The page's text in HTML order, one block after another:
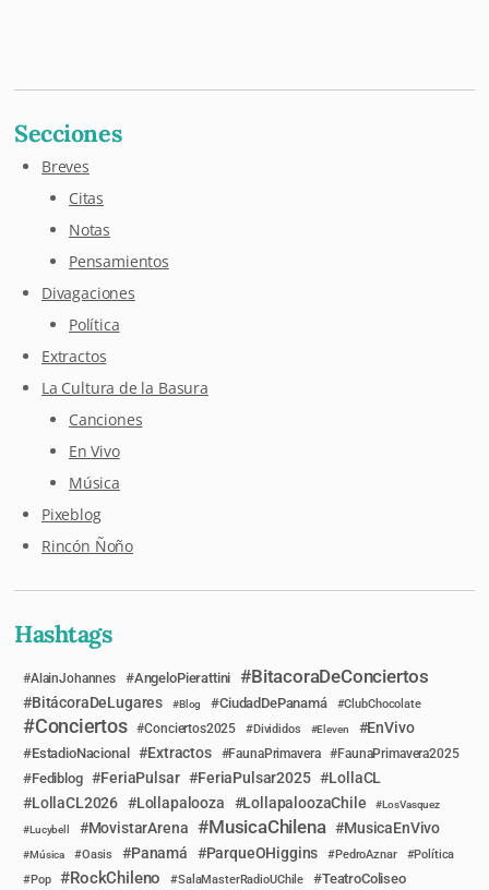
Secciones
Breves
Citas
Notas
Pensamientos
Divagaciones
Política
Extractos
La Cultura de la Basura
Canciones
En Vivo
Música
Pixeblog
Rincón Ñoño
Hashtags
AlainJohannes AngeloPierattini BitacoraDeConciertos
BitácoraDeLugares Blog CiudadDePanamá ClubChocolate
Conciertos Conciertos2025 Divididos Eleven EnVivo
EstadioNacional Extractos FaunaPrimavera FaunaPrimavera2025
Fediblog FeriaPulsar FeriaPulsar2025
LollaCL
LollaCL2026
Lollapalooza LollapaloozaChile
LosVasquez
Lucybell
MovistarArena MusicaChilena MusicaEnVivo
Música Oasis Panamá ParqueOHiggins PedroAznar
Política
Pop
RockChileno SalaMasterRadioUChile TeatroColiseo